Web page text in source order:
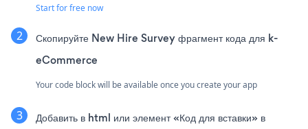
Start for free now
Скопируйте New Hire Survey фрагмент кода для k-
eCommerce
Your code block will be available once you create your app
Добавить в html или элемент «Код для вставки» в